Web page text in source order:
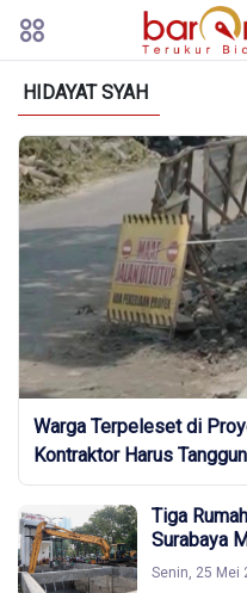
HIDAYAT SYAH
Warga Terpeleset di
Kontraktor Harus
Tiga
Surabaya
Senin, 25 Mei